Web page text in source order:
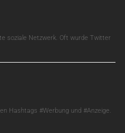
soziale Netzwerk. Oft wurde Twitter
Hashtags #Werbung und #Anzeige.